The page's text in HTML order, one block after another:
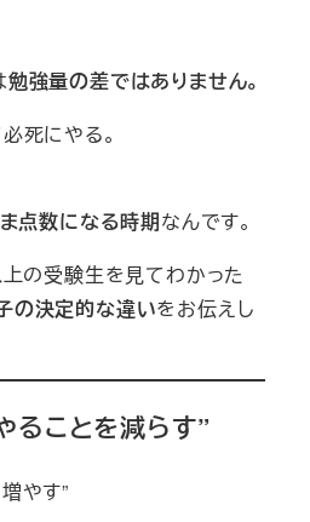
勉強量の差ではありません。
死にやる。
点数になる時期なんです。
の受験生を見てわかった
の決定的な違いをお伝えし
ことを減らす”
やす”